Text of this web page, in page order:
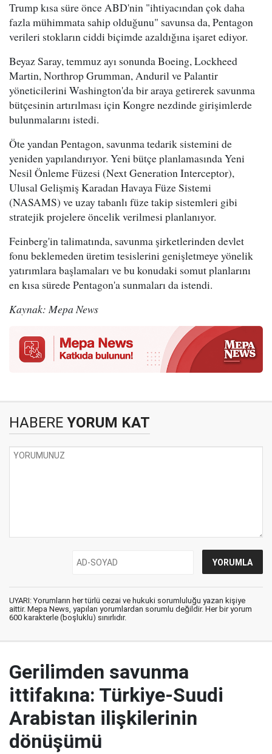
Trump kısa süre önce ABD'nin "ihtiyacından çok daha
fazla mühimmata sahip olduğunu" savunsa da, Pentagon
verileri stokların ciddi biçimde azaldığına işaret ediyor.
Beyaz Saray, temmuz ayı sonunda Boeing, Lockheed
Martin, Northrop Grumman, Anduril ve Palantir
yöneticilerini Washington'da bir araya getirerek savunma
bütçesinin artırılması için Kongre nezdinde girişimlerde
bulunmalarını istedi.
Öte yandan Pentagon, savunma tedarik sistemini de
yeniden yapılandırıyor. Yeni bütçe planlamasında Yeni
Nesil Önleme Füzesi (Next Generation Interceptor),
Ulusal Gelişmiş Karadan Havaya Füze Sistemi
(NASAMS) ve uzay tabanlı füze takip sistemleri gibi
stratejik projelere öncelik verilmesi planlanıyor.
Feinberg'in talimatında, savunma şirketlerinden devlet
fonu beklemeden üretim tesislerini genişletmeye yönelik
yatırımlara başlamaları ve bu konudaki somut planlarını
en kısa sürede Pentagon'a sunmaları da istendi.
Kaynak: Mepa News
HABERE YORUM KAT
UYARI: Yorumların her türlü cezai ve hukuki sorumluluğu yazan kişiye
aittir. Mepa News, yapılan yorumlardan sorumlu değildir. Her bir yorum
600 karakterle (boşluklu) sınırlıdır.
Gerilimden savunma
ittifakına: Türkiye-Suudi
Arabistan ilişkilerinin
dönüşümü